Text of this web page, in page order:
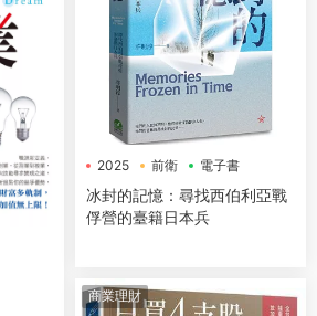
2025 前衛 電子書
冰封的記憶：尋找西伯利亞戰
俘營的臺籍日本兵
商業理財